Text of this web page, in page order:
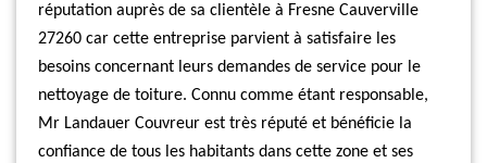
réputation auprès de sa clientèle à Fresne Cauverville
27260 car cette entreprise parvient à satisfaire les
besoins concernant leurs demandes de service pour le
nettoyage de toiture. Connu comme étant responsable,
Mr Landauer Couvreur est très réputé et bénéficie la
confiance de tous les habitants dans cette zone et ses